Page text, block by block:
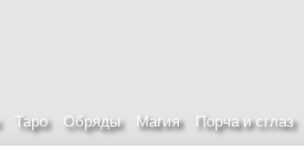
Таро Обряды Магия Порча и сглаз